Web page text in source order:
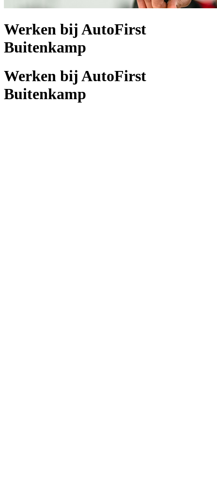
Werken bij AutoFirst
Buitenkamp
Werken bij AutoFirst
Buitenkamp